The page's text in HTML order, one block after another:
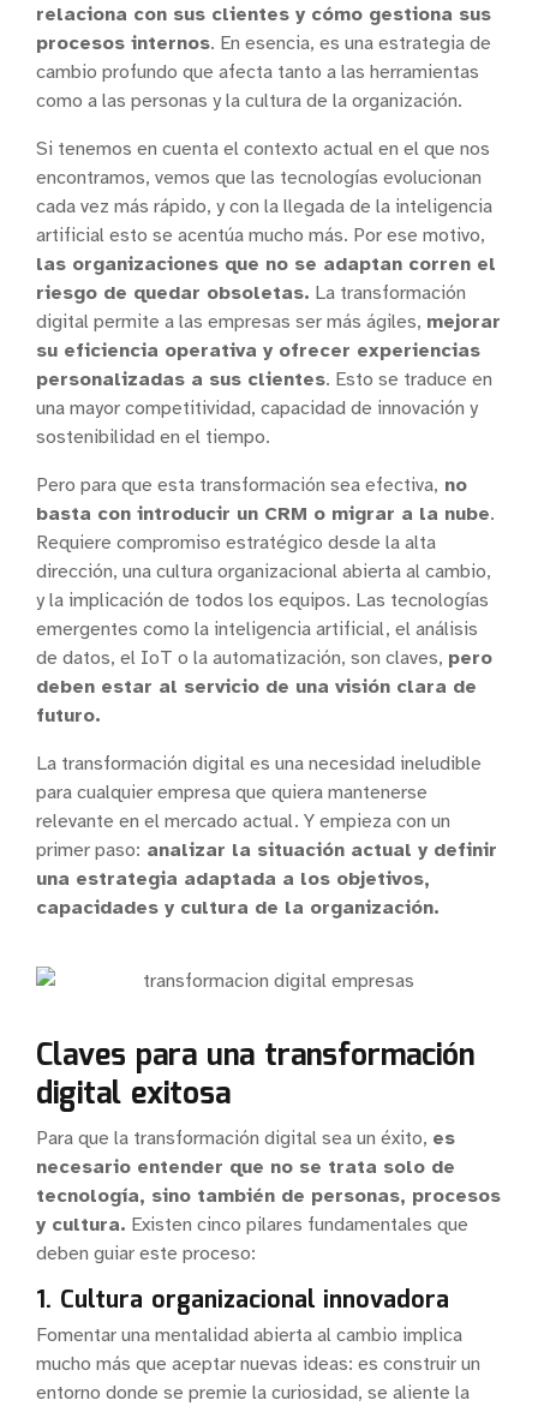
relaciona con sus clientes y cómo gestiona sus
procesos internos. En esencia, es una estrategia de
cambio profundo que afecta tanto a las herramientas
como a las personas y la cultura de la organización.
Si tenemos en cuenta el contexto actual en el que nos
encontramos, vemos que las tecnologías evolucionan
cada vez más rápido, y con la llegada de la inteligencia
artificial esto se acentúa mucho más. Por ese motivo,
las organizaciones que no se adaptan corren el
riesgo de quedar obsoletas. La transformación
digital permite a las empresas ser más ágiles, mejorar
su eficiencia operativa y ofrecer experiencias
personalizadas a sus clientes. Esto se traduce en
una mayor competitividad, capacidad de innovación y
sostenibilidad en el tiempo.
Pero para que esta transformación sea efectiva, no
basta con introducir un CRM o migrar a la nube.
Requiere compromiso estratégico desde la alta
dirección, una cultura organizacional abierta al cambio,
y la implicación de todos los equipos. Las tecnologías
emergentes como la inteligencia artificial, el análisis
de datos, el IoT o la automatización, son claves, pero
deben estar al servicio de una visión clara de
futuro.
La transformación digital es una necesidad ineludible
para cualquier empresa que quiera mantenerse
relevante en el mercado actual. Y empieza con un
primer paso: analizar la situación actual y definir
una estrategia adaptada a los objetivos,
capacidades y cultura de la organización.
Claves para una transformación
digital exitosa
Para que la transformación digital sea un éxito, es
necesario entender que no se trata solo de
tecnología, sino también de personas, procesos
y cultura. Existen cinco pilares fundamentales que
deben guiar este proceso:
1. Cultura organizacional innovadora
Fomentar una mentalidad abierta al cambio implica
mucho más que aceptar nuevas ideas: es construir un
entorno donde se premie la curiosidad, se aliente la